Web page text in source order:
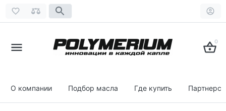
0
О компании Подбор масла Где купить